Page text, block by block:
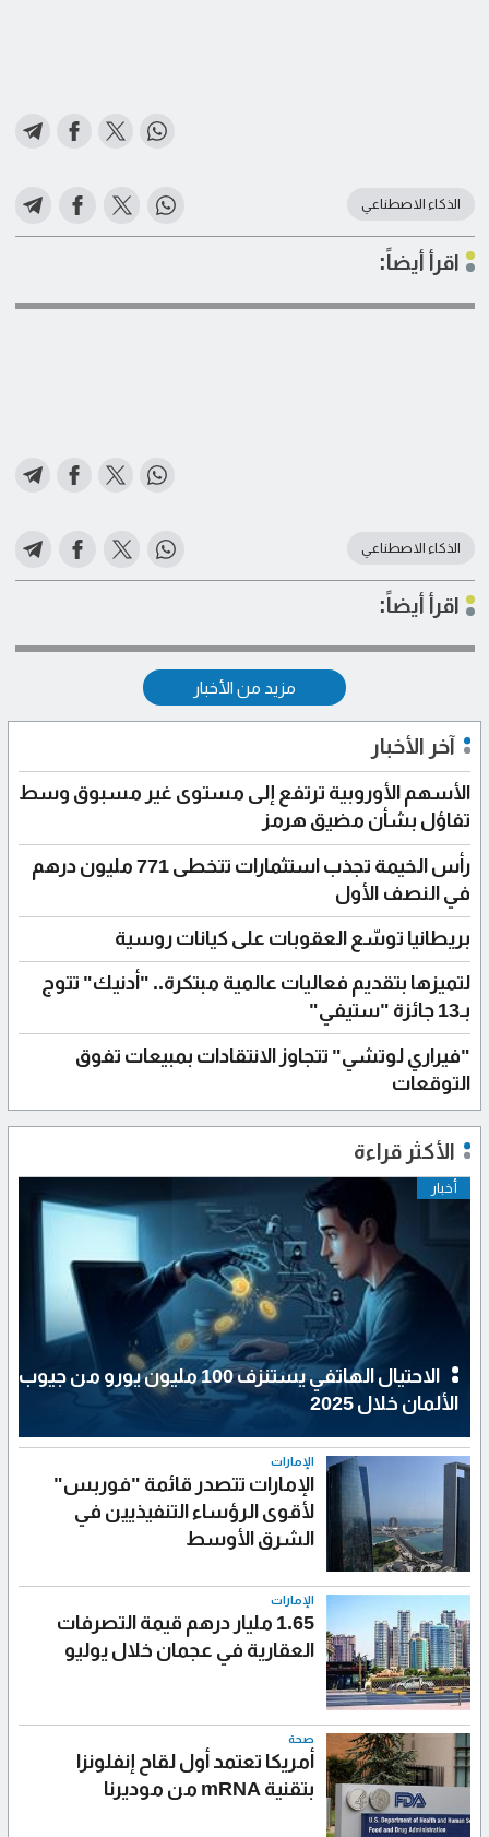
الذكاء الاصطناعي
اقرأ أيضاً:
الذكاء الاصطناعي
اقرأ أيضاً:
مزيد من الأخبار
آخر الأخبار
الأسهم الأوروبية ترتفع إلى مستوى غير مسبوق وسط
تفاؤل بشأن مضيق هرمز
رأس الخيمة تجذب استثمارات تتخطى 771 مليون درهم
في النصف الأول
بريطانيا توسّع العقوبات على كيانات روسية
لتميزها بتقديم فعاليات عالمية مبتكرة.. "أدنيك" تتوج
بـ13 جائزة "ستيفي"
"فيراري لوتشي" تتجاوز الانتقادات بمبيعات تفوق
التوقعات
الأكثر قراءة
أخبار
الاحتيال الهاتفي يستنزف 100 مليون يورو من جيوب
الألمان خلال 2025
الإمارات
الإمارات تتصدر قائمة "فوربس"
لأقوى الرؤساء التنفيذيين في
الشرق الأوسط
الإمارات
1.65 مليار درهم قيمة التصرفات
العقارية في عجمان خلال يوليو
صحة
أمريكا تعتمد أول لقاح إنفلونزا
بتقنية mRNA من موديرنا